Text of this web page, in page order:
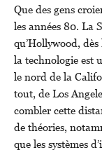
Que des gens
les années 80. La
qu’Hollywood,
la technologie est
le nord de la
tout, de Los
combler cette
de théories,
que les systèmes